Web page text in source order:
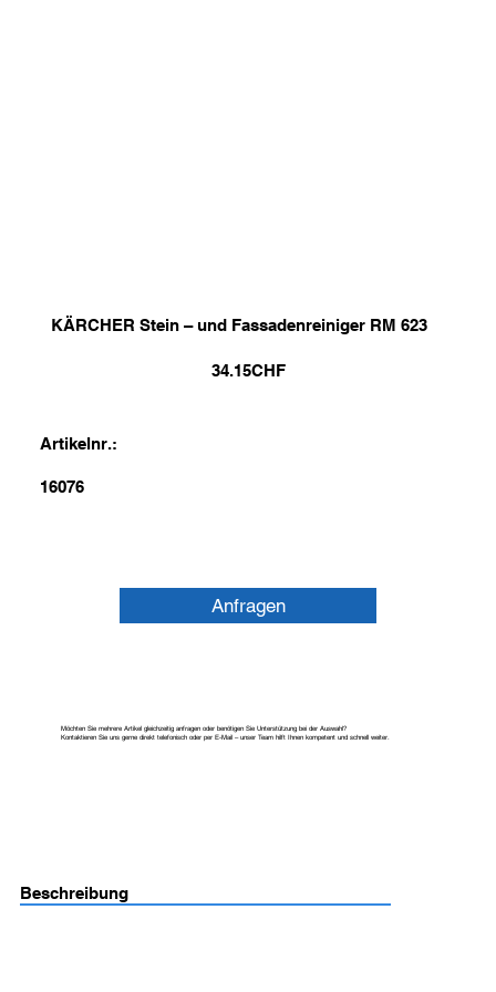
KÄRCHER Stein – und Fassadenreiniger RM 623
34.15CHF
Artikelnr.:
16076
Anfragen
Möchten Sie mehrere Artikel gleichzeitig anfragen oder benötigen Sie Unterstützung bei der Auswahl?
Kontaktieren Sie uns gerne direkt telefonisch oder per E-Mail – unser Team hilft Ihnen kompetent und schnell weiter.
Beschreibung